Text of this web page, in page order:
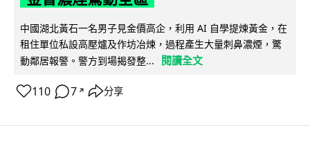
中國湖北黃石一名男子見金價高企，利用 AI 自學提煉黃金，在
租住單位私設高壓爐及作坊冶煉，過程產生大量刺鼻濃煙，驚
動鄰居報警。警方到場揭發整...
閱讀全文
110 7 ↗ 分享